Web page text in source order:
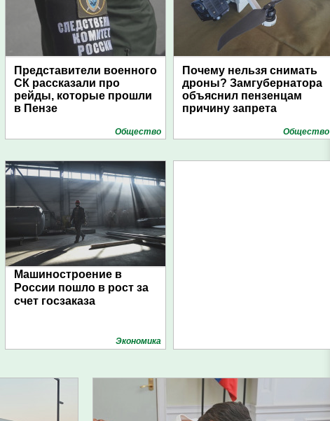
Представители военного
СК рассказали про
рейды, которые прошли
в Пензе
Общество
Почему нельзя снимать
дроны? Замгубернатора
объяснил пензенцам
причину запрета
Общество
Машиностроение в
России пошло в рост за
счет госзаказа
Экономика